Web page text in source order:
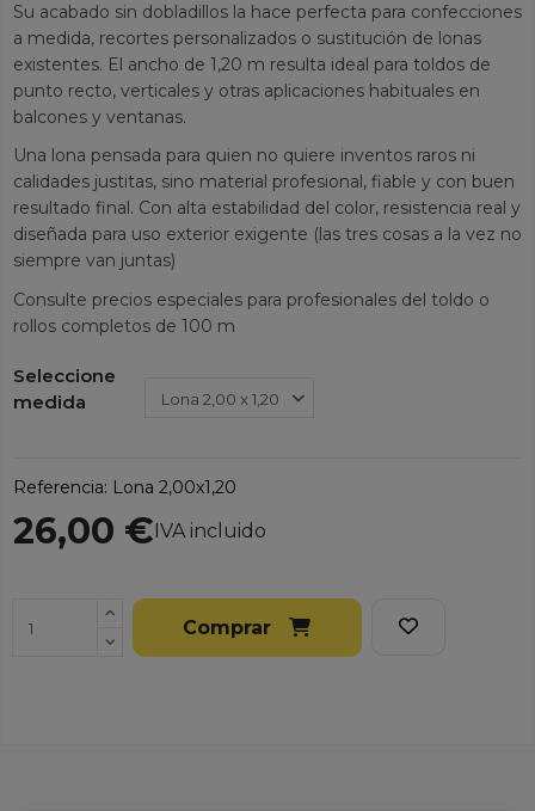
Su acabado sin dobladillos la hace perfecta para confecciones
a medida, recortes personalizados o sustitución de lonas
existentes. El ancho de 1,20 m resulta ideal para toldos de
punto recto, verticales y otras aplicaciones habituales en
balcones y ventanas.
Una lona pensada para quien no quiere inventos raros ni
calidades justitas, sino material profesional, fiable y con buen
resultado final. Con alta estabilidad del color, resistencia real y
diseñada para uso exterior exigente (las tres cosas a la vez no
siempre van juntas)
Consulte precios especiales para profesionales del toldo o
rollos completos de 100 m
Seleccione
medida
Referencia: Lona 2,00x1,20
26,00 € IVA incluido
Comprar